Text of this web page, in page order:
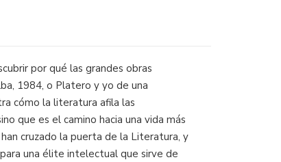
por qué las grandes obras
1984, o Platero y yo de una
cómo la literatura afila las
que es el camino hacia una vida más
cruzado la puerta de la Literatura, y
una élite intelectual que sirve de